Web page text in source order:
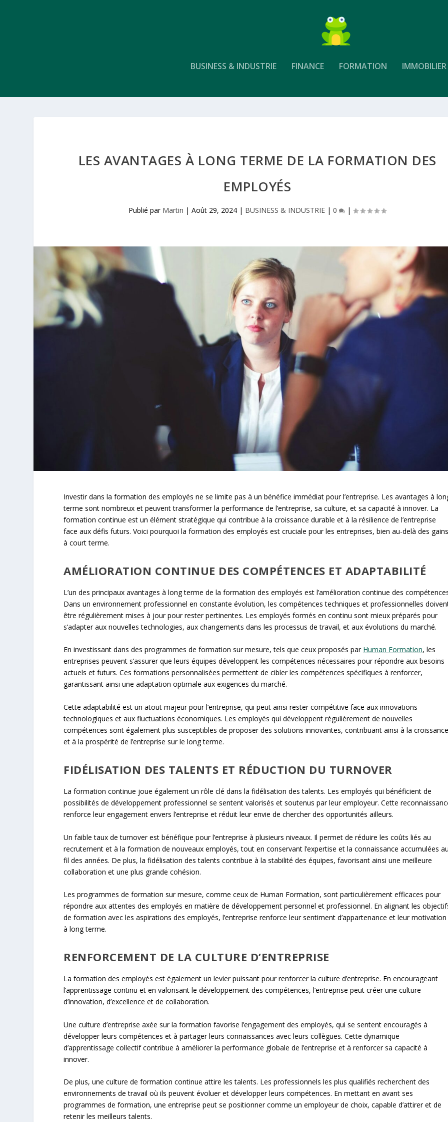
BUSINESS & INDUSTRIE FINANCE FORMATION IMMOBILIER
LES AVANTAGES À LONG TERME DE LA FORMATION DES
EMPLOYÉS
Publié par Martin |Août 29, 2024 | BUSINESS & INDUSTRIE |0 |
Investir dans la formation des employés ne se limite pas à un bénéfice immédiat pour l’entreprise. Les avantages à
terme sont nombreux et peuvent transformer la performance de l’entreprise, sa culture, et sa capacité à innover. La
formation continue est un élément stratégique qui contribue à la croissance durable et à la résilience de l’entreprise
face aux défis futurs. Voici pourquoi la formation des employés est cruciale pour les entreprises, bien au-delà des
à court terme.
AMÉLIORATION CONTINUE DES COMPÉTENCES ET ADAPTABILITÉ
L’un des principaux avantages à long terme de la formation des employés est l’amélioration continue des
Dans un environnement professionnel en constante évolution, les compétences techniques et professionnelles
être régulièrement mises à jour pour rester pertinentes. Les employés formés en continu sont mieux préparés pour
s’adapter aux nouvelles technologies, aux changements dans les processus de travail, et aux évolutions du marché.
En investissant dans des programmes de formation sur mesure, tels que ceux proposés par Human Formation, les
entreprises peuvent s’assurer que leurs équipes développent les compétences nécessaires pour répondre aux besoins
actuels et futurs. Ces formations personnalisées permettent de cibler les compétences spécifiques à renforcer,
garantissant ainsi une adaptation optimale aux exigences du marché.
Cette adaptabilité est un atout majeur pour l’entreprise, qui peut ainsi rester compétitive face aux innovations
technologiques et aux fluctuations économiques. Les employés qui développent régulièrement de nouvelles
compétences sont également plus susceptibles de proposer des solutions innovantes, contribuant ainsi à la
et à la prospérité de l’entreprise sur le long terme.
FIDÉLISATION DES TALENTS ET RÉDUCTION DU TURNOVER
La formation continue joue également un rôle clé dans la fidélisation des talents. Les employés qui bénéficient de
possibilités de développement professionnel se sentent valorisés et soutenus par leur employeur. Cette
renforce leur engagement envers l’entreprise et réduit leur envie de chercher des opportunités ailleurs.
Un faible taux de turnover est bénéfique pour l’entreprise à plusieurs niveaux. Il permet de réduire les coûts liés au
recrutement et à la formation de nouveaux employés, tout en conservant l’expertise et la connaissance accumulées
fil des années. De plus, la fidélisation des talents contribue à la stabilité des équipes, favorisant ainsi une meilleure
collaboration et une plus grande cohésion.
Les programmes de formation sur mesure, comme ceux de Human Formation, sont particulièrement efficaces pour
répondre aux attentes des employés en matière de développement personnel et professionnel. En alignant les
de formation avec les aspirations des employés, l’entreprise renforce leur sentiment d’appartenance et leur motivation
à long terme.
RENFORCEMENT DE LA CULTURE D’ENTREPRISE
La formation des employés est également un levier puissant pour renforcer la culture d’entreprise. En encourageant
l’apprentissage continu et en valorisant le développement des compétences, l’entreprise peut créer une culture
d’innovation, d’excellence et de collaboration.
Une culture d’entreprise axée sur la formation favorise l’engagement des employés, qui se sentent encouragés à
développer leurs compétences et à partager leurs connaissances avec leurs collègues. Cette dynamique
d’apprentissage collectif contribue à améliorer la performance globale de l’entreprise et à renforcer sa capacité à
innover.
De plus, une culture de formation continue attire les talents. Les professionnels les plus qualifiés recherchent des
environnements de travail où ils peuvent évoluer et développer leurs compétences. En mettant en avant ses
programmes de formation, une entreprise peut se positionner comme un employeur de choix, capable d’attirer et de
retenir les meilleurs talents.